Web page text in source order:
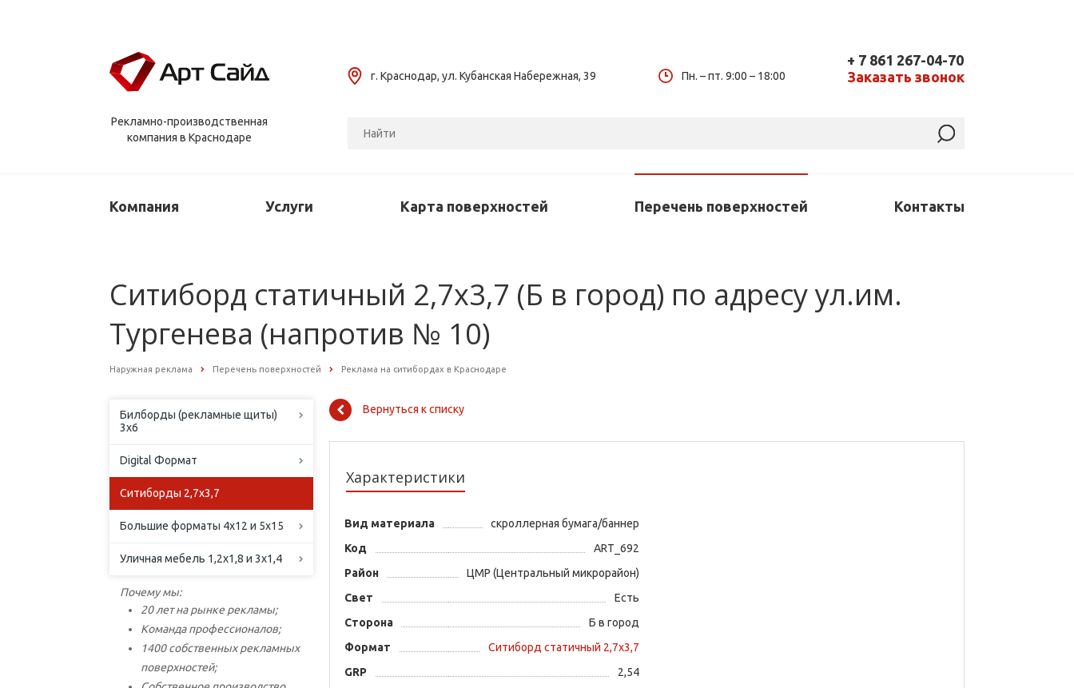
Рекламно-производственная
компания в Краснодаре
г. Краснодар, ул. Кубанская Набережная, 39 Пн. – пт. 9:00 – 18:00
+ 7 861 267-04-70
Заказать звонок
Компания Услуги Карта поверхностей Перечень поверхностей Контакты
Ситиборд статичный 2,7х3,7 (Б в город) по адресу ул.им.
Тургенева (напротив № 10)
Наружная реклама Перечень поверхностей Реклама на ситибордах в Краснодаре
Билборды (рекламные щиты)
3х6
Digital Формат
Ситиборды 2,7х3,7
Большие форматы 4х12 и 5х15
Уличная мебель 1,2х1,8 и 3х1,4
Почему мы:
20 лет на рынке рекламы;
Команда профессионалов;
1400 собственных рекламных
поверхностей;
Вернуться к списку
Характеристики
Вид материала
скроллерная бумага/баннер
Код
ART_692
Район
ЦМР (Центральный микрорайон)
Свет
Есть
Сторона
Б в город
Формат
Ситиборд статичный 2,7х3,7
GRP
2,54